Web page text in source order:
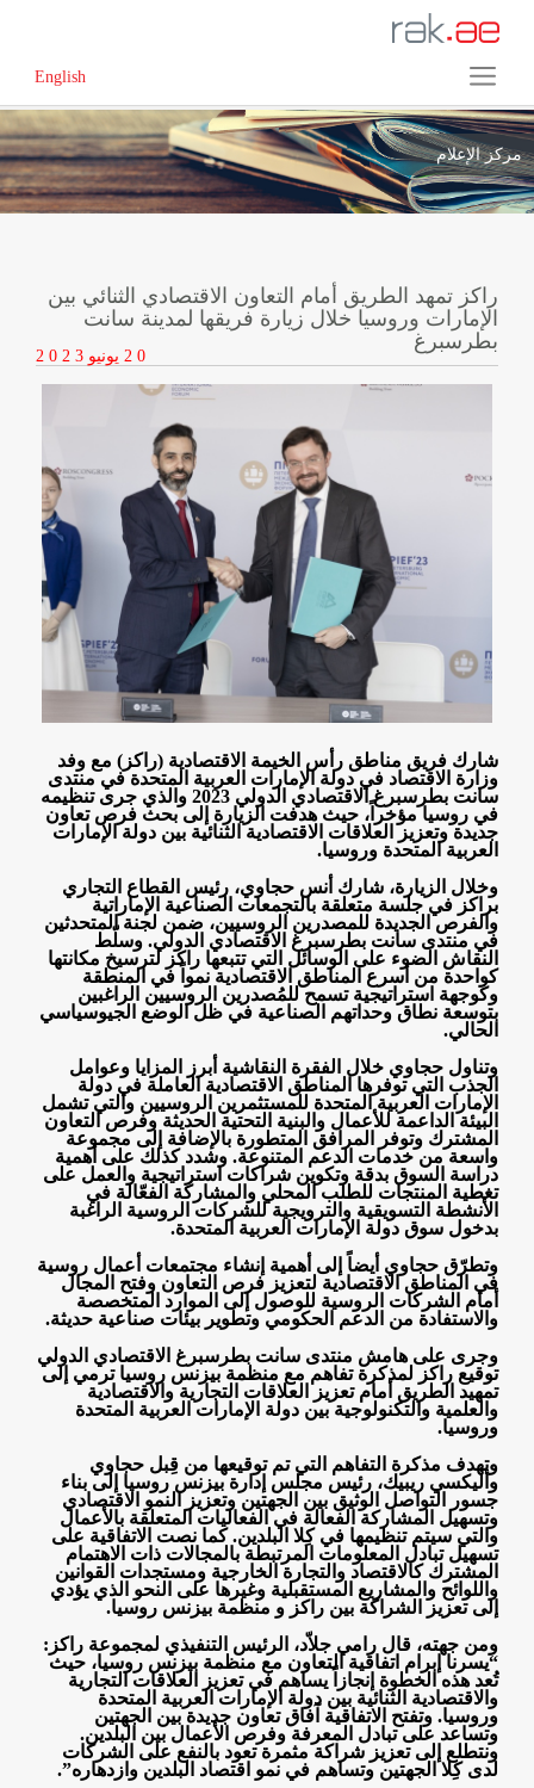
English
مركز الإعلام
راكز تمهد الطريق أمام التعاون الاقتصادي الثنائي بين
الإمارات وروسيا خلال زيارة فريقها لمدينة سانت
بطرسبرغ
2 0 2 3 2 0
شارك فريق مناطق رأس الخيمة الاقتصادية (راكز) مع وفد
وزارة الاقتصاد في دولة الإمارات العربية المتحدة في منتدى
سانت بطرسبرغ الاقتصادي الدولي 2023 والذي جرى تنظيمه
في روسيا مؤخراً، حيث هدفت الزيارة إلى بحث فرص تعاون
جديدة وتعزيز العلاقات الاقتصادية الثنائية بين دولة الإمارات
العربية المتحدة وروسيا.
وخلال الزيارة، شارك أنس حجاوي، رئيس القطاع التجاري
براكز في جلسة متعلقة بالتجمعات الصناعية الإماراتية
والفرص الجديدة للمصدرين الروسيين، ضمن لجنة المتحدثين
في منتدى سانت بطرسبرغ الاقتصادي الدولي. وسلّط
النقاش الضوء على الوسائل التي تتبعها راكز لترسيخ مكانتها
كواحدة من أسرع المناطق الاقتصادية نمواً في المنطقة
وكوجهة استراتيجية تسمح للمُصدرين الروسيين الراغبين
بتوسعة نطاق وحداتهم الصناعية في ظل الوضع الجيوسياسي
الحالي.
وتناول حجاوي خلال الفقرة النقاشية أبرز المزايا وعوامل
الجذب التي توفرها المناطق الاقتصادية العاملة في دولة
الإمارات العربية المتحدة للمستثمرين الروسيين والتي تشمل
البيئة الداعمة للأعمال والبنية التحتية الحديثة وفرص التعاون
المشترك وتوفر المرافق المتطورة بالإضافة إلى مجموعة
واسعة من خدمات الدعم المتنوعة. وشدد كذلك على أهمية
دراسة السوق بدقة وتكوين شراكات استراتيجية والعمل على
تغطية المنتجات للطلب المحلي والمشاركة الفعّالة في
الأنشطة التسويقية والترويجية للشركات الروسية الراغبة
بدخول سوق دولة الإمارات العربية المتحدة.
وتطرّق حجاوي أيضاً إلى أهمية إنشاء مجتمعات أعمال روسية
في المناطق الاقتصادية لتعزيز فرص التعاون وفتح المجال
أمام الشركات الروسية للوصول إلى الموارد المتخصصة
والاستفادة من الدعم الحكومي وتطوير بيئات صناعية حديثة.
وجرى على هامش منتدى سانت بطرسبرغ الاقتصادي الدولي
توقيع راكز لمذكرة تفاهم مع منظمة بيزنس روسيا ترمي إلى
تمهيد الطريق أمام تعزيز العلاقات التجارية والاقتصادية
والعلمية والتكنولوجية بين دولة الإمارات العربية المتحدة
وروسيا.
وتهدف مذكرة التفاهم التي تم توقيعها من قِبل حجاوي
وأليكسي ريبيك، رئيس مجلس إدارة بيزنس روسيا إلى بناء
جسور التواصل الوثيق بين الجهتين وتعزيز النمو الاقتصادي
وتسهيل المشاركة الفعالة في الفعاليات المتعلقة بالأعمال
والتي سيتم تنظيمها في كِلا البلدين. كما نصت الاتفاقية على
تسهيل تبادل المعلومات المرتبطة بالمجالات ذات الاهتمام
المشترك كالاقتصاد والتجارة الخارجية ومستجدات القوانين
واللوائح والمشاريع المستقبلية وغيرها على النحو الذي يؤدي
إلى تعزيز الشراكة بين راكز و منظمة بيزنس روسيا.
ومن جهته، قال رامي جلاّد، الرئيس التنفيذي لمجموعة راكز:
“يسرنا إبرام اتفاقية التعاون مع منظمة بيزنس روسيا، حيث
تُعد هذه الخطوة إنجازاً يساهم في تعزيز العلاقات التجارية
والاقتصادية الثنائية بين دولة الإمارات العربية المتحدة
وروسيا. وتفتح الاتفاقية آفاق تعاون جديدة بين الجهتين
وتساعد على تبادل المعرفة وفرص الأعمال بين البلدين.
ونتطلع إلى تعزيز شراكة مثمرة تعود بالنفع على الشركات
لدى كِلا الجهتين وتساهم في نمو اقتصاد البلدين وازدهاره.”